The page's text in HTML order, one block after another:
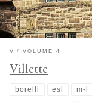
evoluzione stilistica e […]
V VOLUME 4
Villette
borelli esl m-l